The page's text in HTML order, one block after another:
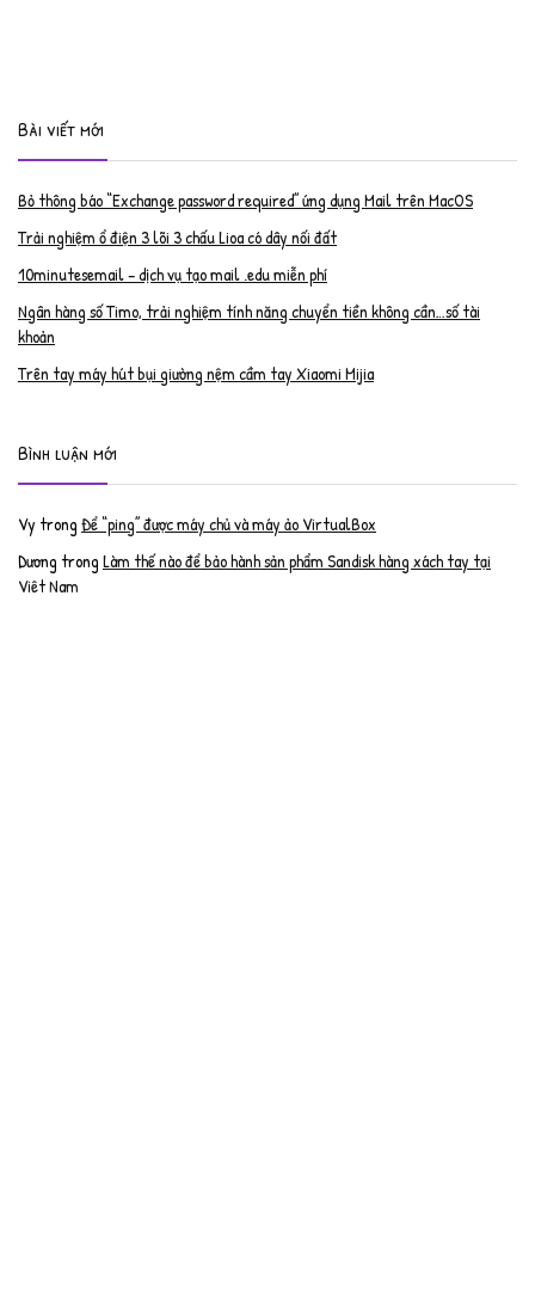
Bài viết mới
Bỏ thông báo “Exchange password required” ứng dụng Mail trên MacOS
Trải nghiệm ổ điện 3 lõi 3 chấu Lioa có dây nối đất
10minutesemail – dịch vụ tạo mail .edu miễn phí
Ngân hàng số Timo, trải nghiệm tính năng chuyển tiền không cần…số tài
khoản
Trên tay máy hút bụi giường nệm cầm tay Xiaomi Mijia
Bình luận mới
Vy trongĐể “ping” được máy chủ và máy ảo VirtualBox
Dương trongLàm thế nào để bảo hành sản phẩm Sandisk hàng xách tay tại
Việt Nam